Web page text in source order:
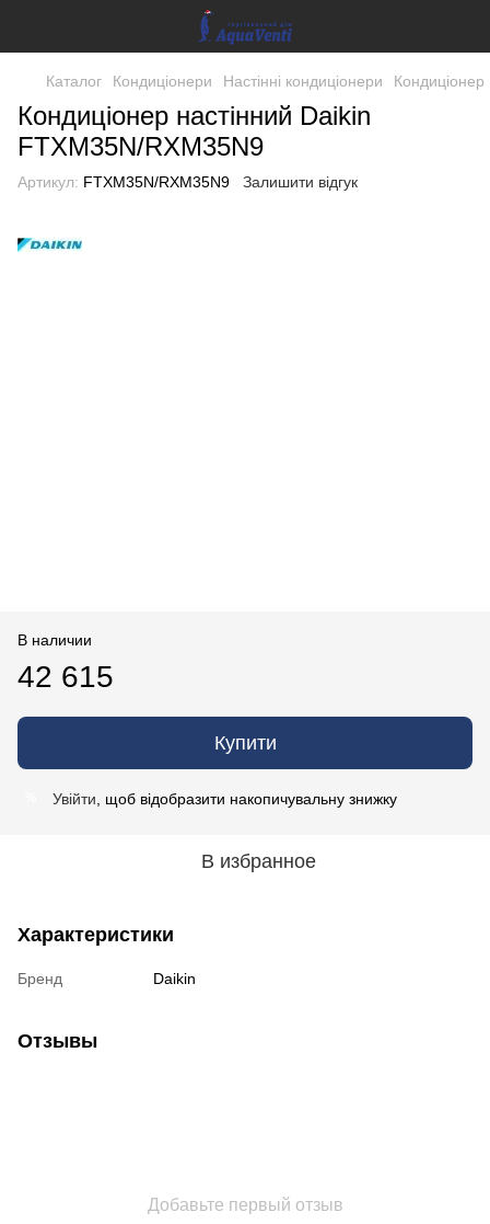
Каталог Кондиціонери Настінні кондиціонери
Кондиціонер настінний Daikin
FTXM35N/RXM35N9
Артикул: FTXM35N/RXM35N9 Залишити відгук
В наличии
42 615
Купити
Увійти , щоб відобразити накопичувальну знижку
В избранное
Характеристики
Бренд Daikin
Отзывы
Добавьте первый отзыв